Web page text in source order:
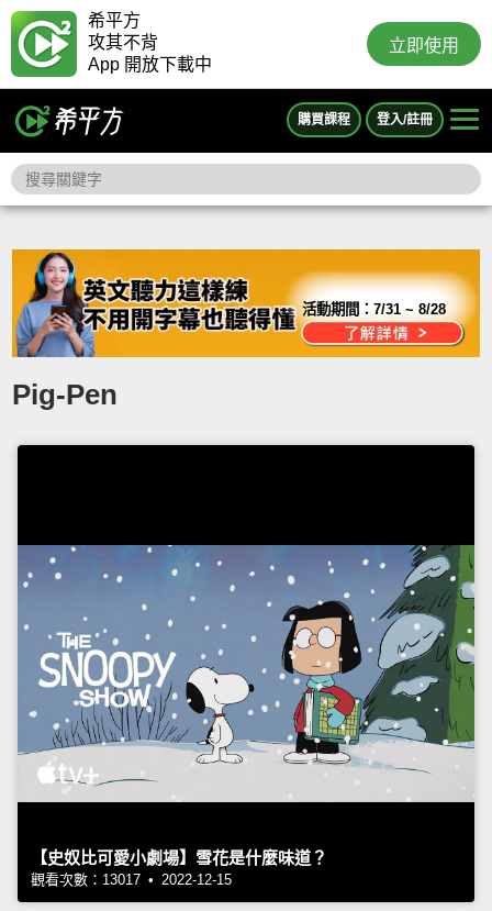
希平方
攻其不背
App 開放下載中
立即使用
購買課程 登入/註冊
活動期間：7/31 ~ 8/28
Pig-Pen
【史奴比可愛小劇場】雪花是什麼味道？
觀看次數：13017 • 2022-12-15